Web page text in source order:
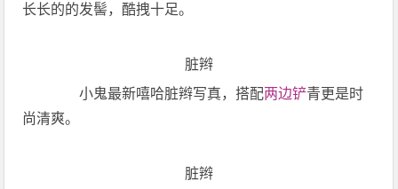
长长的的发髻，酷拽十足。
脏辫
小鬼最新嘻哈脏辫写真，搭配两边铲青更是时
尚清爽。
脏辫